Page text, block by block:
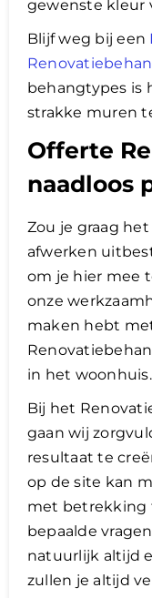
gewenste kleur
Blijf weg bij een
behangtypes is
strakke muren
Offerte
naadloos
Zou je graag
afwerken
om je hier mee
onze
maken hebt
in het woonhuis.
Bij het
gaan wij
resultaat te
op de site kan
met betrekking
bepaalde
natuurlijk altijd
zullen je altijd